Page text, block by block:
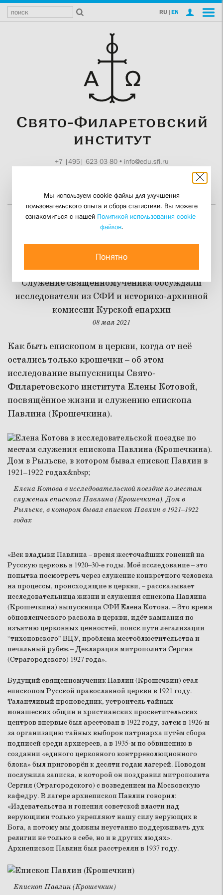
RU | EN
+7 |495| 623 03 80• info@edu.sfi.ru
Епископ Павлин
(Крошечкин)
Служение священномученика обсуждали
исследователи из СФИ и историко-архивной
комиссии Курской епархии
08 мая 2021
Как быть епископом в церкви, когда от неё
остались только крошечки – об этом
исследование выпускницы Свято-
Филаретовского института Елены Котовой,
посвящённое жизни и служению епископа
Павлина (Крошечкина).
Елена Котова в исследовательской поездке по местам
служения епископа Павлина (Крошечкина). Дом в
Рыльске, в котором бывал епископ Павлин в 1921–1922
годах
«Век владыки Павлина – время жесточайших гонений на
Русскую церковь в 1920–30-е годы. Моё исследование – это
попытка посмотреть через служение конкретного человека
на процессы, происходящие в церкви, – рассказывает
исследовательница жизни и служения епископа Павлина
(Крошечкина) выпускница СФИ Елена Котова. – Это время
обновленческого раскола в церкви, идёт кампания по
изъятию церковных ценностей, поиск пути легализации
“тихоновского” ВЦУ, проблема местоблюстительства и
печальный рубеж – Декларация митрополита Сергия
(Страгородского) 1927 года».
Будущий священномученик Павлин (Крошечкин) стал
епископом Русской православной церкви в 1921 году.
Талантливый проповедник, устроитель тайных
монашеских общин и христианских просветительских
центров впервые был арестован в 1922 году, затем в 1926-м
за организацию тайных выборов патриарха путём сбора
подписей среди архиереев, а в 1935-м по обвинению в
создании «единого церковного контрреволюционного
блока» был приговорён к десяти годам лагерей. Поводом
послужила записка, в которой он поздравил митрополита
Сергия (Страгородского) с возведением на Московскую
кафедру. В лагере архиепископ Павлин говорил:
«Издевательства и гонения советской власти над
верующими только укрепляют нашу силу верующих в
Бога, а потому мы должны неустанно поддерживать дух
религии не только в себе, но и в других людях».
Архиепископ Павлин был расстрелян в 1937 году.
Епископ Павлин (Крошечкин)
Мы используем cookie-файлы для улучшения
пользовательского опыта и сбора статистики. Вы можете
ознакомиться с нашей Политикой использования cookie-
файлов.
Понятно